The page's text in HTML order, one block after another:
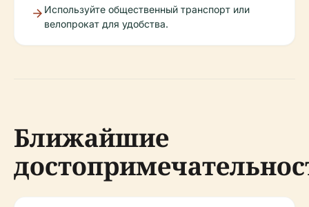
Используйте общественный транспорт или
велопрокат для удобства.
Ближайшие